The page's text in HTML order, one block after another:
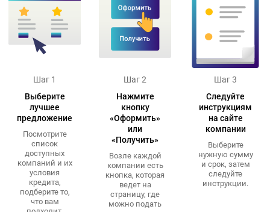
Шаг 1
Выберите
лучшее
предложение
Посмотрите
список
доступных
компаний и их
условия
кредита,
подберите то,
что вам
Шаг 2
Нажмите
кнопку
«Оформить»
или
«Получить»
Возле каждой
компании есть
кнопка, которая
ведет на
страницу, где
можно подать
Шаг 3
Следуйте
инструкциям
на сайте
компании
Выберите
нужную сумму
и срок, затем
следуйте
инструкции.